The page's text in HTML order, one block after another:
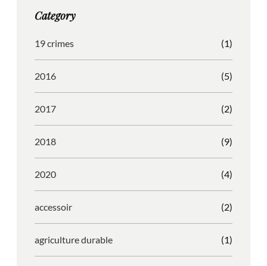
r
m
o
Category
19 crimes (1)
2016 (5)
2017 (2)
2018 (9)
2020 (4)
accessoir (2)
agriculture durable (1)